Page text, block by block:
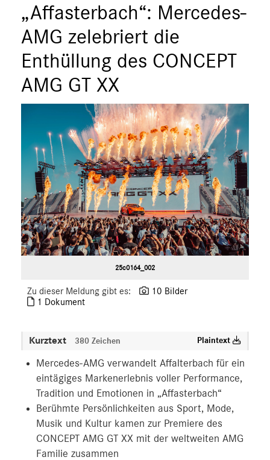
C-Klasse
E-Klasse
S-Klasse
SL
SLC
GLC
GT R
GT C
GT 4-Türer Coupé
CLA
EQ
Maybach
Mercedes-Benz
smart
Vans
MEDIA
ÜBER UNS
ANSPRECHPARTNER
„Affasterbach“: Mercedes-
AMG zelebriert die
Enthüllung des CONCEPT
AMG GT XX
25c0164_002
Zu dieser Meldung gibt es:
10 Bilder
1 Dokument
Kurztext 380 Zeichen Plaintext
Mercedes-AMG verwandelt Affalterbach für ein
eintägiges Markenerlebnis voller Performance,
Tradition und Emotionen in „Affasterbach“
Berühmte Persönlichkeiten aus Sport, Mode,
Musik und Kultur kamen zur Premiere des
CONCEPT AMG GT XX mit der weltweiten AMG
Familie zusammen